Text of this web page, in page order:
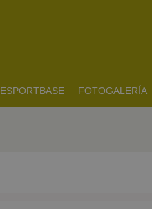
ESPORTBASE FOTOGALERÍA